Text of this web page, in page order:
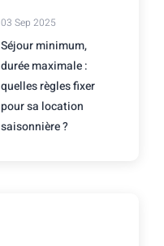
03 Sep 2025
Séjour minimum,
durée maximale :
quelles règles fixer
pour sa location
saisonnière ?